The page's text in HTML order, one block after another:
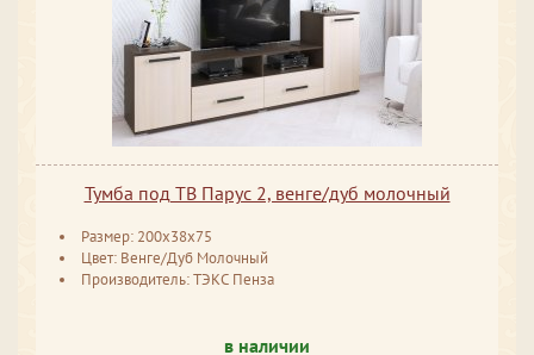
Тумба под ТВ Парус 2, венге/дуб молочный
Размер: 200x38x75
Цвет: Венге/Дуб Молочный
Производитель: ТЭКС Пенза
в наличии